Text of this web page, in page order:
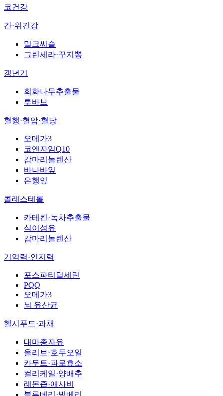
코건강
간·위건강
밀크씨슬
그린세라·꾸지뽕
갱년기
회화나무추출물
루바브
혈행·혈압·혈당
오메가3
코엔자임Q10
감마리놀렌산
바나바잎
은행잎
콜레스테롤
카테킨·녹차추출물
식이섬유
감마리놀렌산
기억력·인지력
포스파티딜세린
PQQ
오메가3
뇌 유산균
헬시푸드·과채
대마종자유
올리브·호두오일
카무트·파로효소
컬리케일·양배추
레몬즙·애사비
블루베리·빌베리